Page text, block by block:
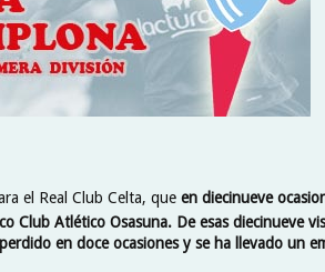
el Real Club Celta, que en diecinueve
Club Atlético Osasuna. De esas diecinueve
en doce ocasiones y se ha llevado un